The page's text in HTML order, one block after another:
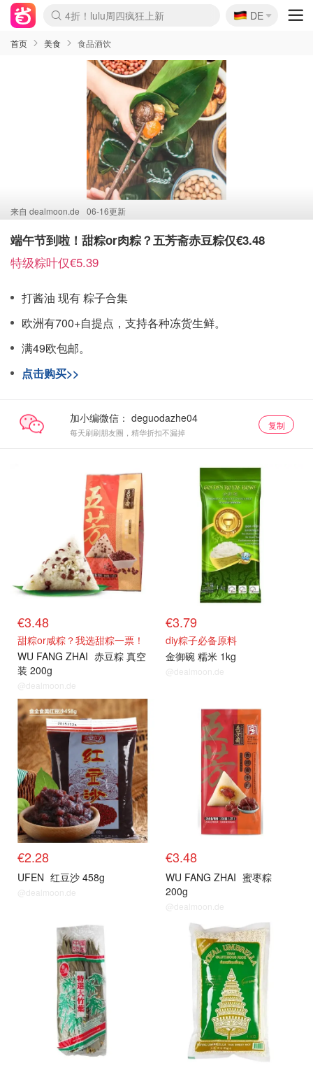
Boticinal 夏促开抢！
4折！lulu周四疯狂上新
还没结束！&OtherStories大促
Joybuy变相75折 随时失效
速领！Stanley独家85折
疑似霸哥！Camper额外叠85折
Zalando 奥莱闪促！每日更新
Moncler反季囤！5折起+叠9折
Coach Brooklyn仅€192
🇩🇪
DE
首页 美食 食品酒饮
来自 dealmoon.de 06-16更新
端午节到啦！甜粽or肉粽？五芳斋赤豆粽仅€3.48
特级粽叶仅€5.39
打酱油 现有 粽子合集
欧洲有700+自提点，支持各种冻货生鲜。
满49欧包邮。
点击购买>>
加小编微信：
每天刷刷朋友圈，精华折扣不漏掉
复制
€3.48
甜粽or咸粽？我选甜粽一票！
WU FANG ZHAI 赤豆粽 真空
装 200g
@dealmoon.de
€3.79
diy粽子必备原料
金御碗 糯米 1kg
@dealmoon.de
€2.28
UFEN 红豆沙 458g
@dealmoon.de
€3.48
WU FANG ZHAI 蜜枣粽
200g
@dealmoon.de